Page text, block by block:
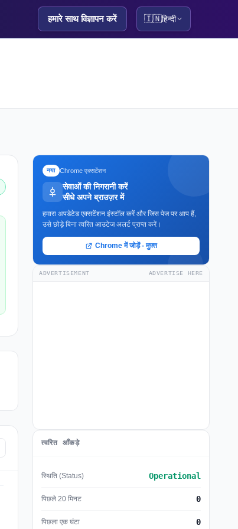
हमारे साथ विज्ञापन करें 🇮🇳हिन्दी
नया Chrome एक्सटेंशन
सेवाओं की निगरानी करें
सीधे अपने ब्राउज़र में
हमारा अपडेटेड एक्सटेंशन इंस्टॉल करें और जिस पेज पर आप हैं,
उसे छोड़े बिना त्वरित आउटेज अलर्ट प्राप्त करें।
Chrome में जोड़ें - मुफ़्त
ADVERTISEMENT ADVERTISE HERE
त्वरित आँकड़े
स्थिति (Status) Operational
पिछले 20 मिनट 0
पिछला एक घंटा 0